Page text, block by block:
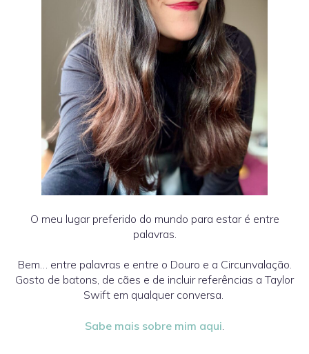
O meu lugar preferido do mundo para estar é entre
palavras.
Bem… entre palavras e entre o Douro e a Circunvalação.
Gosto de batons, de cães e de incluir referências a Taylor
Swift em qualquer conversa.
Sabe mais sobre mim aqui.